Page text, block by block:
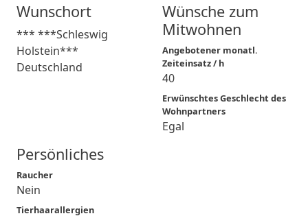
Wunschort
*** ***Schleswig
Holstein***
Deutschland
Wünsche zum
Mitwohnen
Angebotener monatl.
Zeiteinsatz / h
40
Erwünschtes Geschlecht des
Wohnpartners
Egal
Persönliches
Raucher
Nein
Tierhaarallergien